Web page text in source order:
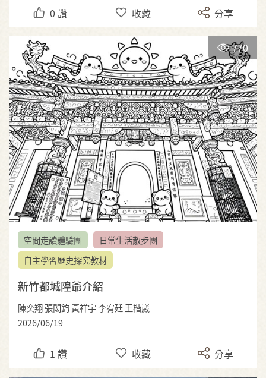
0 讚 收藏 分享
770
空間走讀體驗團
日常生活散步團
自主學習歷史探究教材
新竹都城隍爺介紹
陳奕翔 張閎鈞 黃祥宇 李宥廷 王楷崴
2026/06/19
1 讚 收藏 分享